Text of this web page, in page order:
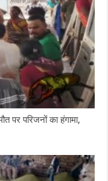
पर परिजनों का हंगामा,